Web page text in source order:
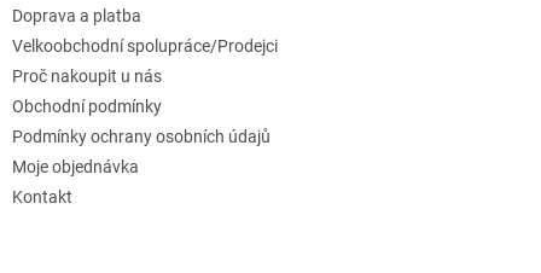
Doprava a platba
Velkoobchodní spolupráce/Prodejci
Proč nakoupit u nás
Obchodní podmínky
Podmínky ochrany osobních údajů
Moje objednávka
Kontakt